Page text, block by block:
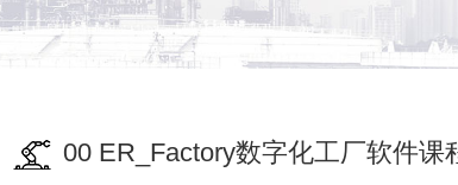
00 ER_Factory数字化工厂软件课